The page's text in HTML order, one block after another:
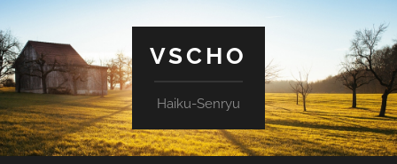
VSCHO
Haiku-Senryu